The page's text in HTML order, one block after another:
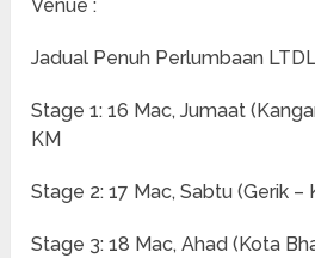
Venue :
Jadual Penuh Perlumbaan
Stage 1: 16 Mac, Jumaat
KM
Stage 2: 17 Mac, Sabtu (Gerik –
Stage 3: 18 Mac, Ahad (Kota